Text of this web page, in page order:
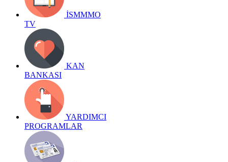
İSMMMO
TV
KAN
BANKASI
YARDIMCI
PROGRAMLAR